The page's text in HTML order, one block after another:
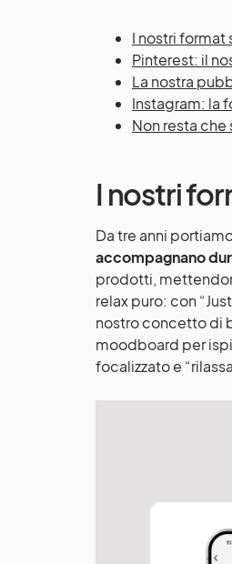
I nostri format
Pinterest: il
La nostra
Instagram: la
Non resta che
I nostri
Da tre anni
accompagnano
prodotti,
relax puro: con
nostro concetto di
moodboard per
focalizzato e